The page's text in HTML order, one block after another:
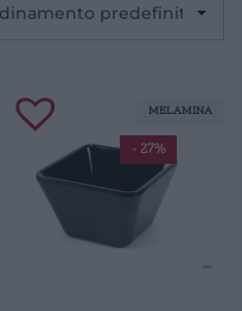
- 27%
MELAMINA